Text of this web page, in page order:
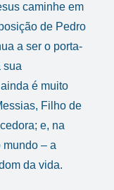
caminhe em
de Pedro
a ser o porta-
sua
é muito
Filho de
e, na
mundo – a
da vida.